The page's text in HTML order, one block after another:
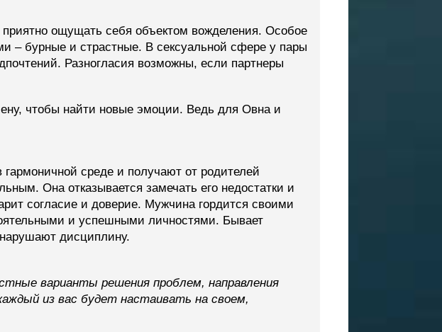
ощущать себя объектом вожделения. Особое
бурные и страстные. В сексуальной сфере у пары
Разногласия возможны, если партнеры
чтобы найти новые эмоции. Ведь для Овна и
среде и получают от родителей
Она отказывается замечать его недостатки и
согласие и доверие. Мужчина гордится своими
и успешными личностями. Бывает
дисциплину.
варианты решения проблем, направления
из вас будет настаивать на своем,